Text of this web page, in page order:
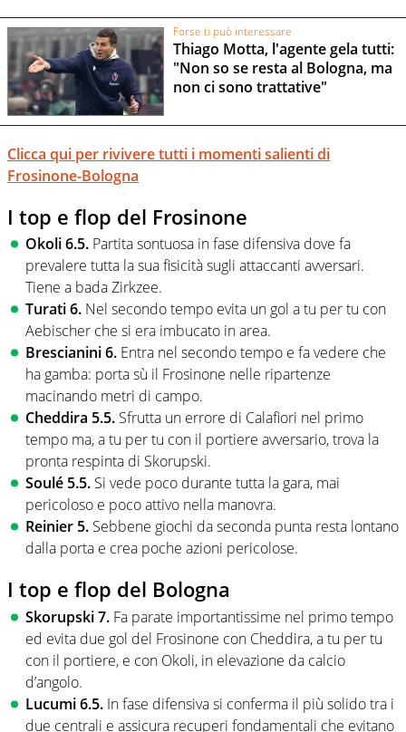
Forse ti può interessare
Thiago Motta, l'agente gela tutti:
"Non so se resta al Bologna, ma
non ci sono trattative"
Clicca qui per rivivere tutti i momenti salienti di
Frosinone-Bologna
I top e flop del Frosinone
Okoli 6.5. Partita sontuosa in fase difensiva dove fa
prevalere tutta la sua fisicità sugli attaccanti avversari.
Tiene a bada Zirkzee.
Turati 6. Nel secondo tempo evita un gol a tu per tu con
Aebischer che si era imbucato in area.
Brescianini 6. Entra nel secondo tempo e fa vedere che
ha gamba: porta sù il Frosinone nelle ripartenze
macinando metri di campo.
Cheddira 5.5. Sfrutta un errore di Calafiori nel primo
tempo ma, a tu per tu con il portiere avversario, trova la
pronta respinta di Skorupski.
Soulé 5.5. Si vede poco durante tutta la gara, mai
pericoloso e poco attivo nella manovra.
Reinier 5. Sebbene giochi da seconda punta resta lontano
dalla porta e crea poche azioni pericolose.
I top e flop del Bologna
Skorupski 7. Fa parate importantissime nel primo tempo
ed evita due gol del Frosinone con Cheddira, a tu per tu
con il portiere, e con Okoli, in elevazione da calcio
d’angolo.
Lucumi 6.5. In fase difensiva si conferma il più solido tra i
due centrali e assicura recuperi fondamentali che evitano